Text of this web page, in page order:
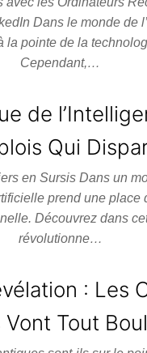
Dans le monde de
la pointe de la
Cependant,…
de
Qui
en Sursis Dans un
prend une place
Découvrez dans
révolutionne…
: Les
Tout